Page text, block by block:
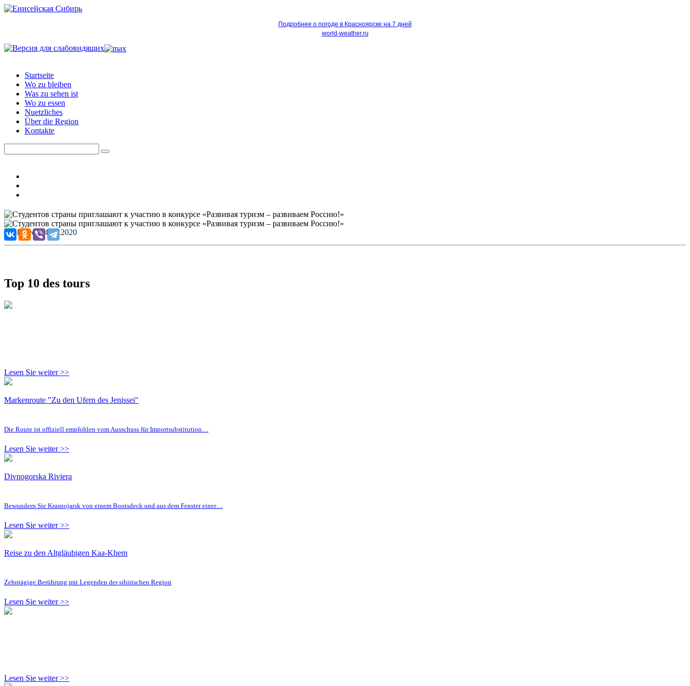
Подробнее о погоде в Красноярске на 7 дней
world-weather.ru
Startseite
Wo zu bleiben
Was zu sehen ist
Wo zu essen
Nuetzliches
Über die Region
Kontakte
Published: 04.12.2020
Top 10 des tours
Lesen Sie weiter >>
Markenroute "Zu den Ufern des Jenissei"
Die Route ist offiziell empfohlen vom Ausschuss für Importsubstitution…
Lesen Sie weiter >>
Divnogorska Riviera
Bewundern Sie Krasnojarsk von einem Bootsdeck und aus dem Fenster einer…
Lesen Sie weiter >>
Reise zu den Altgläubigen Kaa-Khem
Zehntägige Berührung mit Legenden der sibirischen Region
Lesen Sie weiter >>
Lesen Sie weiter >>